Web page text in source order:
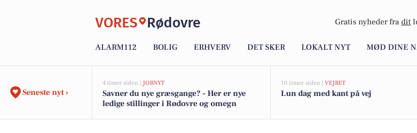
VORES Rødovre Gratis nyheder fra dit
ALARM112 BOLIG ERHVERV DET SKER LOKALT NYT MØD DINE
Seneste nyt ›
4 timer siden | JOBNYT
Savner du nye græsgange? - Her er nye
ledige stillinger i Rødovre og omegn
10 timer siden | VEJRET
Lun dag med kant på vej